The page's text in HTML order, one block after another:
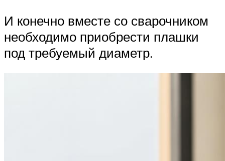
И конечно вместе со сварочником
необходимо приобрести плашки
под требуемый диаметр.